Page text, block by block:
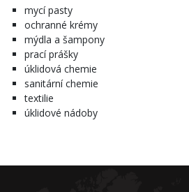
mycí pasty
ochranné krémy
mýdla a šampony
prací prášky
úklidová chemie
sanitární chemie
textilie
úklidové nádoby